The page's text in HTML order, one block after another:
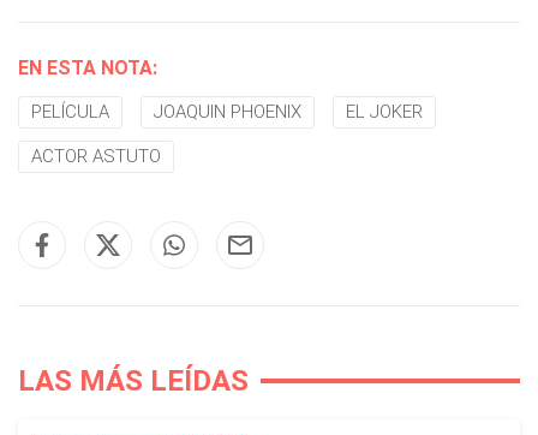
EN ESTA NOTA:
PELÍCULA JOAQUIN PHOENIX EL JOKER
ACTOR ASTUTO
LAS MÁS LEÍDAS